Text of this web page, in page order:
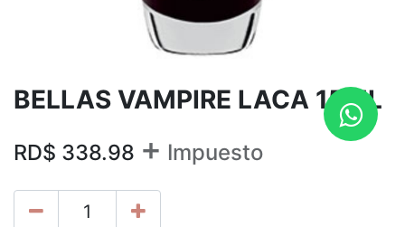
BELLAS VAMPIRE LACA 15ML
RD$ 338.98 + Impuesto